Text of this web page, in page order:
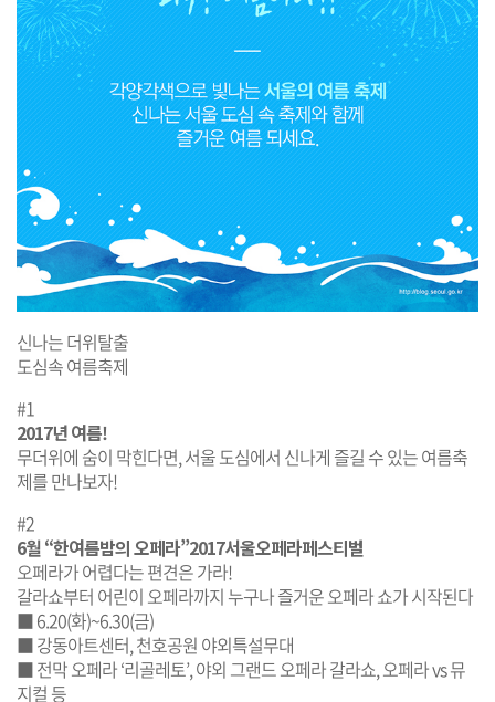
신나는 더위탈출
도심속 여름축제
#1
2017년 여름!
무더위에 숨이 막힌다면, 서울 도심에서 신나게 즐길 수 있는 여름축
제를 만나보자!
#2
6월 “한여름밤의 오페라”2017서울오페라페스티벌
오페라가 어렵다는 편견은 가라!
갈라쇼부터 어린이 오페라까지 누구나 즐거운 오페라 쇼가 시작된다
■ 6.20(화)~6.30(금)
■ 강동아트센터, 천호공원 야외특설무대
■ 전막 오페라 ‘리골레토’, 야외 그랜드 오페라 갈라쇼, 오페라 vs 뮤
지컬 등